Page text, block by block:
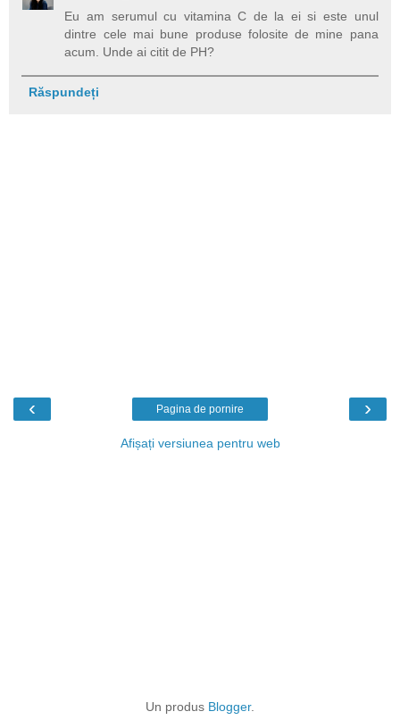
Eu am serumul cu vitamina C de la ei si este unul
dintre cele mai bune produse folosite de mine pana
acum. Unde ai citit de PH?
Răspundeți
‹ ›
Pagina de pornire
Afișați versiunea pentru web
Un produs Blogger.